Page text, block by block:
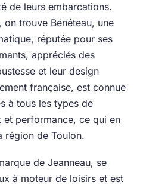
de leurs embarcations.
on trouve Bénéteau, une
réputée pour ses
appréciés des
et leur design
française, est connue
à tous les types de
performance, ce qui en
région de Toulon.
de Jeanneau, se
à moteur de loisirs et est